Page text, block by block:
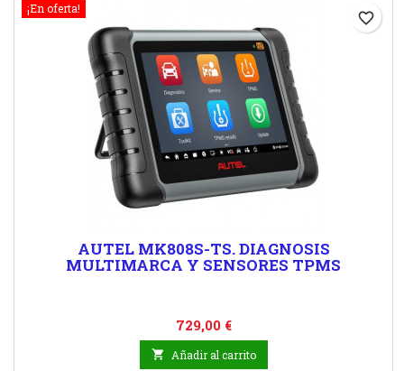
¡En oferta!
AUTEL MK808S-TS. DIAGNOSIS
MULTIMARCA Y SENSORES TPMS
Precio
729,00 €
 Añadir al carrito
favorite_border